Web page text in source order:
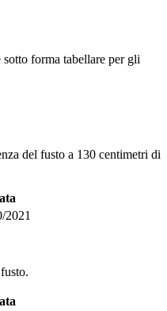
forma tabellare per gli
del fusto a 130 centimetri di
2021